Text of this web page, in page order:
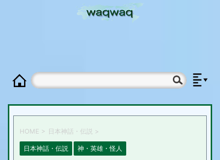
HOME > 日本神話・伝説 >
日本神話・伝説 神・英雄・怪人